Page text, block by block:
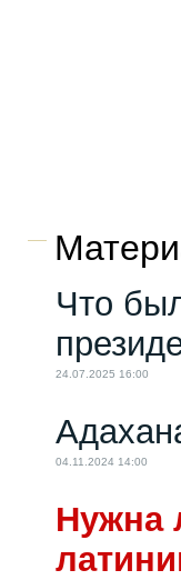
Что
24.07.2025 16:00
04.11.2024 14:00
Нужна